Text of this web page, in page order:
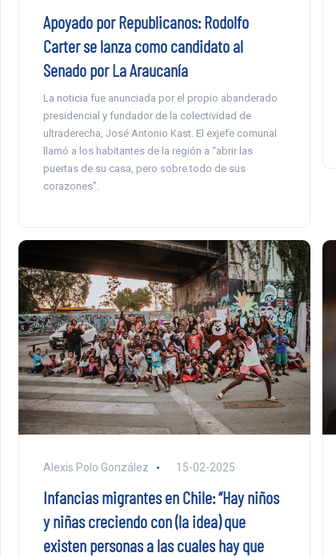
Apoyado por Republicanos: Rodolfo
Carter se lanza como candidato al
Senado por La Araucanía
La noticia fue anunciada por el propio abanderado
presidencial y fundador de la colectividad de
ultraderecha, José Antonio Kast. El exjefe comunal
llamó a los habitantes de la región a “abrir las
puertas de su casa, pero sobre todo de sus
corazones”.
Alexis Polo González 15-02-2025
Infancias migrantes en Chile: “Hay niños
y niñas creciendo con (la idea) que
existen personas a las cuales hay que